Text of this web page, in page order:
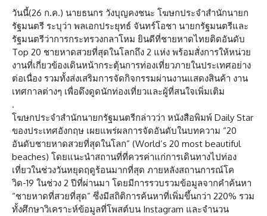
วันนี้(26 ก.ค.) นายธนกร วังบุญคงชนะ โฆษกประจำสำนักนายก
รัฐมนตรี ระบุว่า พลเอกประยุทธ์ จันทร์โอชา นายกรัฐมนตรีและ
รัฐมนตรีว่าการกระทรวงกลาโหม ยินดีที่ชายหาดไทยติดอันดับ
Top 20 ชายหาดสวยที่สุดในโลกถึง 2 แห่ง พร้อมสั่งการให้หน่วย
งานที่เกี่ยวข้องเดินหน้ากระตุ้นการท่องเที่ยวภายในประเทศอย่าง
ต่อเนื่อง รวมทั้งส่งเสริมการจัดกิจกรรมผ่านงานแสดงสินค้า งาน
เทศกาลต่างๆ เพื่อดึงดูดนักท่องเที่ยวและผู้ที่สนใจเพิ่มเติม
.
โฆษกประจำสำนักนายกรัฐมนตรีกล่าวว่า หนังสือพิมพ์ Daily Star
ของประเทศอังกฤษ เผยแพร่ผลการจัดอันดับในบทความ “20
อันดับชายหาดสวยที่สุดในโลก” (World’s 20 most beautiful
beaches) โดยแนะนำสถานที่ที่ควรค่าแก่การเดินทางไปท่อง
เที่ยวในช่วงวันหยุดฤดูร้อนมากที่สุด ภายหลังสถานการณ์โค
วิด-19 ในช่วง 2 ปีที่ผ่านมา โดยมีการรวบรวมข้อมูลจากคำค้นหา
“ชายหาดที่สวยที่สุด” ซึ่งมีสถิติการค้นหาที่เพิ่มขึ้นกว่า 220% รวม
ทั้งศึกษาวิเคราะห์ข้อมูลที่โพสต์บน Instagram และจำนวน